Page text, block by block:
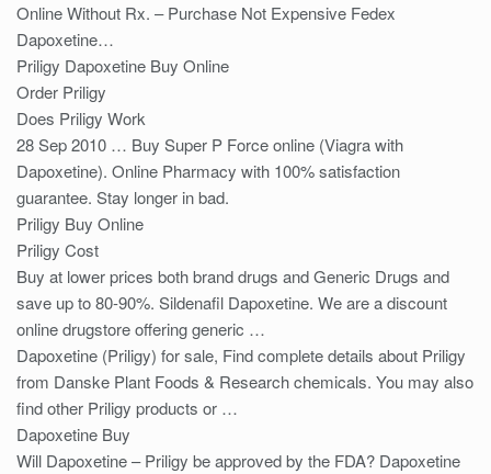
Online Without Rx. – Purchase Not Expensive Fedex
Dapoxetine…
Priligy Dapoxetine Buy Online
Order Priligy
Does Priligy Work
28 Sep 2010 … Buy Super P Force online (Viagra with
Dapoxetine). Online Pharmacy with 100% satisfaction
guarantee. Stay longer in bad.
Priligy Buy Online
Priligy Cost
Buy at lower prices both brand drugs and Generic Drugs and
save up to 80-90%. Sildenafil Dapoxetine. We are a discount
online drugstore offering generic …
Dapoxetine (Priligy) for sale, Find complete details about Priligy
from Danske Plant Foods & Research chemicals. You may also
find other Priligy products or …
Dapoxetine Buy
Will Dapoxetine – Priligy be approved by the FDA? Dapoxetine